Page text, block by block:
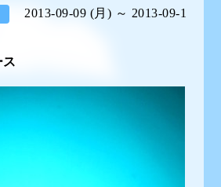
2013-09-09 (月) ～ 2013-09-1